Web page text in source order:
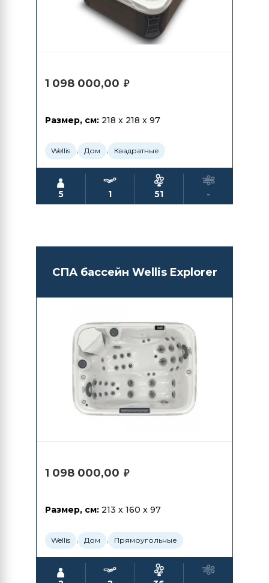
1 098 000,00 ₽
Размер, см: 218 x 218 x 97
Wellis , Дом , Квадратные
5 1 51 -
СПА бассейн Wellis Explorer
1 098 000,00 ₽
Размер, см: 213 x 160 x 97
Wellis , Дом , Прямоугольные